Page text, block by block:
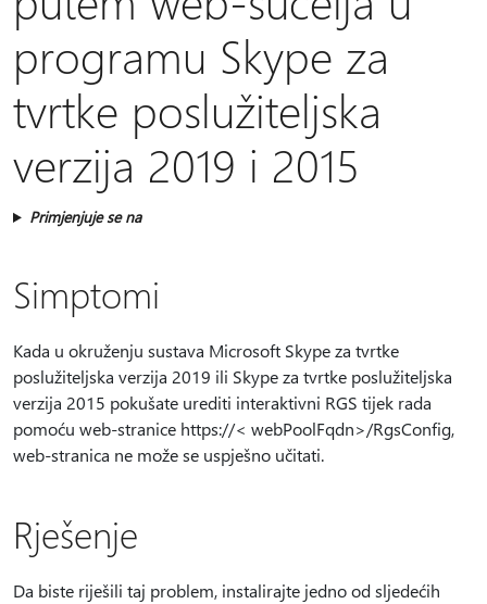
programu Skype za
tvrtke poslužiteljska
verzija 2019 i 2015
Primjenjuje se na
Simptomi
Kada u okruženju sustava Microsoft Skype za tvrtke
poslužiteljska verzija 2019 ili Skype za tvrtke poslužiteljska
verzija 2015 pokušate urediti interaktivni RGS tijek rada
pomoću web-stranice https://< webPoolFqdn>/RgsConfig,
web-stranica ne može se uspješno učitati.
Rješenje
Da biste riješili taj problem, instalirajte jedno od sljedećih